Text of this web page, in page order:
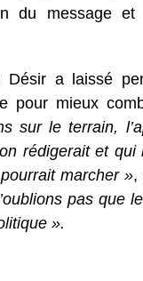
du message
a laissé
pour mieux
sur le terrain,
rédigerait et
marcher »,
pas que
».